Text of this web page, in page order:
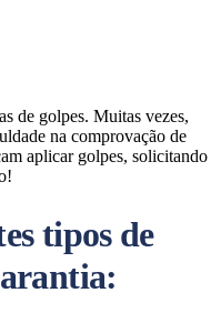
de golpes. Muitas vezes,
na comprovação de
aplicar golpes, solicitando
tipos de